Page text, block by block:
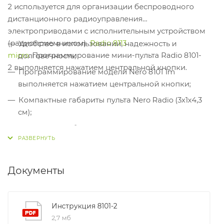
2 используется для организации беспроводного
дистанционного радиоуправления
электроприводами с исполнительным устройством
(радиоприемником)Radio 8113
micro. Программирование мини-пульта Radio 8101-
2 выполняется нажатием центральной кнопки.
Удобство в использовании, надежность и
долговечность;
Программирование модели Nero 8101 1m
выполняется нажатием центральной кнопки;
Компактные габариты пульта Nero Radio (3х1х4,3
см);
Модель способна управлять отдельными
устройствами либо их группой;
Модель может записываться в память
Документы
Инструкция 8101-2
2,7 мб